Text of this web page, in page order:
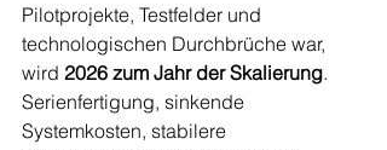
Pilotprojekte, Testfelder und
technologischen Durchbrüche war,
wird 2026 zum Jahr der Skalierung.
Serienfertigung, sinkende
Systemkosten, stabilere